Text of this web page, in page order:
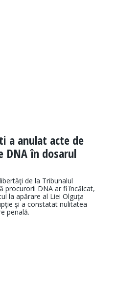
a anulat acte de
DNA în dosarul
de la Tribunalul
procurorii DNA ar fi încălcat,
la apărare al Liei Olguţa
şi a constatat nulitatea
penală.